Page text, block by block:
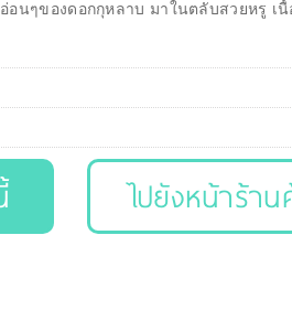
อนๆของดอกกุหลาบ มาในตลับสวยหรู เนื้
ไปยังหน้าร้าน